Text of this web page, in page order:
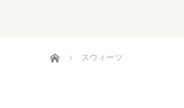
ホーム スウィーツ